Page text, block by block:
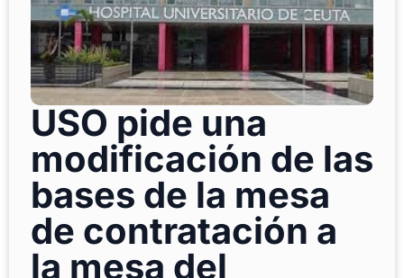
USO pide una
modificación de las
bases de la mesa
de contratación a
la mesa del